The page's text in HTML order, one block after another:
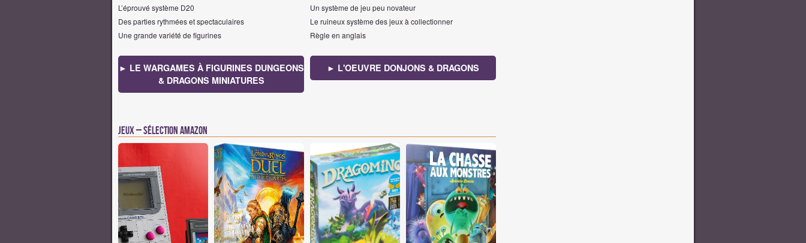
L’éprouvé système D20
Des parties rythmées et spectaculaires
Une grande variété de figurines
Un système de jeu peu novateur
Le ruineux système des jeux à collectionner
Règle en anglais
► LE WARGAMES À FIGURINES DUNGEONS
& DRAGONS MINIATURES
► L'OEUVRE DONJONS & DRAGONS
Jeux – Sélection Amazon